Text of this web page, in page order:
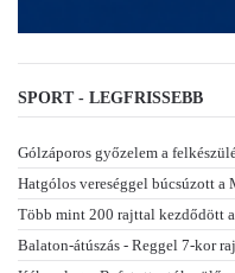
SPORT - LEGFRISSEBB
Gólzáporos győzelem a
Hatgólos vereséggel búcsúzott
Több mint 200 rajttal kezdődött
Balaton-átúszás - Reggel 7-kor